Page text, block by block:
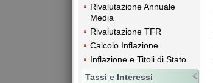
Rivalutazione Annuale
Media
Rivalutazione TFR
Calcolo Inflazione
Inflazione e Titoli di Stato
Tassi e Interessi